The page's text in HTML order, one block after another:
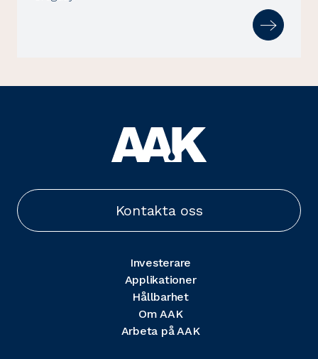
Kontakta oss
Investerare
Applikationer
Hållbarhet
Om AAK
Arbeta på AAK